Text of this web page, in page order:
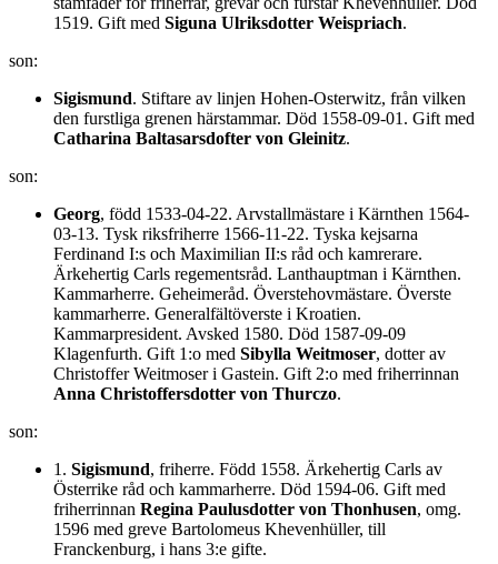
1519. Gift med Siguna Ulriksdotter Weispriach.
son:
Sigismund. Stiftare av linjen Hohen-Osterwitz, från vilken
den furstliga grenen härstammar. Död 1558-09-01. Gift med
Catharina Baltasarsdofter von Gleinitz.
son:
Georg, född 1533-04-22. Arvstallmästare i Kärnthen 1564-
03-13. Tysk riksfriherre 1566-11-22. Tyska kejsarna
Ferdinand I:s och Maximilian II:s råd och kamrerare.
Ärkehertig Carls regementsråd. Lanthauptman i Kärnthen.
Kammarherre. Geheimeråd. Överstehovmästare. Överste
kammarherre. Generalfältöverste i Kroatien.
Kammarpresident. Avsked 1580. Död 1587-09-09
Klagenfurth. Gift 1:o med Sibylla Weitmoser, dotter av
Christoffer Weitmoser i Gastein. Gift 2:o med friherrinnan
Anna Christoffersdotter von Thurczo.
son:
1. Sigismund, friherre. Född 1558. Ärkehertig Carls av
Österrike råd och kammarherre. Död 1594-06. Gift med
friherrinnan Regina Paulusdotter von Thonhusen, omg.
1596 med greve Bartolomeus Khevenhüller, till
Franckenburg, i hans 3:e gifte.